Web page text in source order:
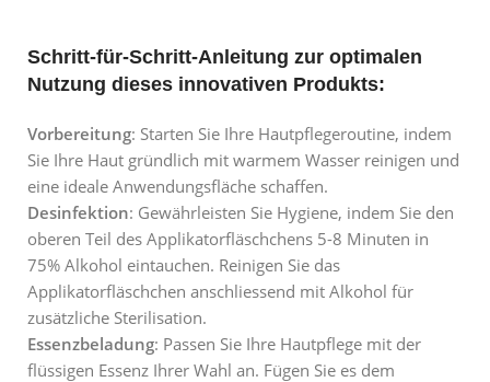
Schritt-für-Schritt-Anleitung zur optimalen
Nutzung dieses innovativen Produkts:
Vorbereitung: Starten Sie Ihre Hautpflegeroutine, indem
Sie Ihre Haut gründlich mit warmem Wasser reinigen und
eine ideale Anwendungsfläche schaffen.
Desinfektion: Gewährleisten Sie Hygiene, indem Sie den
oberen Teil des Applikatorfläschchens 5-8 Minuten in
75% Alkohol eintauchen. Reinigen Sie das
Applikatorfläschchen anschliessend mit Alkohol für
zusätzliche Sterilisation.
Essenzbeladung: Passen Sie Ihre Hautpflege mit der
flüssigen Essenz Ihrer Wahl an. Fügen Sie es dem